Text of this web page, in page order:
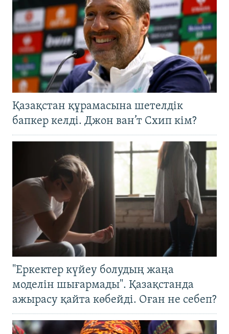
Қазақстан құрамасына шетелдік
бапкер келді. Джон ван’т Схип кім?
"Еркектер күйеу болудың жаңа
моделін шығармады". Қазақстанда
ажырасу қайта көбейді. Оған не себеп?